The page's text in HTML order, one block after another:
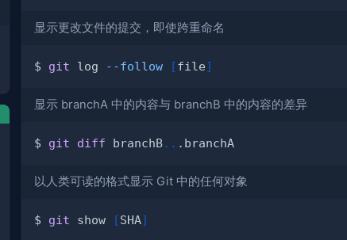
显示更改文件的提交，即使跨重命名
$ git log --follow [file]
显示 branchA 中的内容与 branchB 中的内容的差异
$ git diff branchB..
以人类可读的格式显示 Git 中的任何对象
$ git show [SHA]